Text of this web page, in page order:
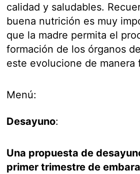
calidad y saludables.
buena nutrición es muy
que la madre permita el
formación de los órganos
este evolucione de manera
Menú:
Desayuno:
Una propuesta de
primer trimestre de